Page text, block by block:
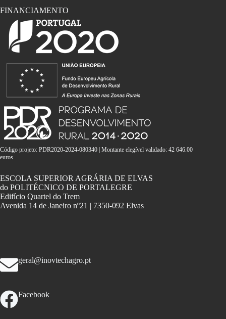
FINANCIAMENTO
Código projeto: PDR2020-2024-080340 | Montante elegível validado: 42 646.00
euros
ESCOLA SUPERIOR AGRÁRIA DE ELVAS
do POLITÉCNICO DE PORTALEGRE
Edifício Quartel do Trem
Avenida 14 de Janeiro nº21 | 7350-092 Elvas
geral@inovtechagro.pt
Facebook